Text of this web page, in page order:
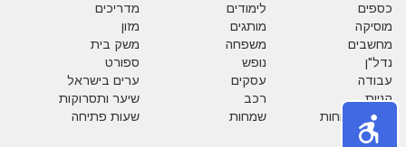
כספים
לימודים
מדריכים
מוסיקה
מותגים
מזון
מחשבים
משפחה
משק בית
נדל"ן
נופש
ספורט
עבודה
עסקים
ערים בישראל
קניות
רכב
שיער ותסרוקות
שירות לקוחות
שמחות
שעות פתיחה
תזונה